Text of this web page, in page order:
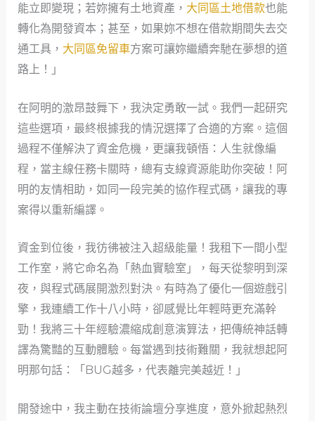
能立即變現；若妳擁有土地資產， 大同區土地借款也能
轉化為開發資本；甚至，如果妳不想在借款期間失去交
通工具， 大同區免留車方案可讓妳繼續奔馳在夢想的道
路上！」
在阿明的激昂鼓舞下，我決定勇敢一試。我們一起研究
這些選項，最終根據我的情況選擇了合適的方案。這個
過程不僅解決了資金危機，更讓我頓悟：人生就像編
程，當主線任務卡關時，總有支線資源能助你突破！阿
明的友情相助，如同一段完美的協作程式碼，讓我的專
案得以重新編譯。
資金到位後，我彷彿被注入超級能量！我租下一間小型
工作室，將它命名為「熱血實驗室」，每天從黎明到深
夜，與程式碼展開激烈對決。有時為了優化一個遊戲引
擎，我連續工作十八小時，卻感覺比年輕時更充滿幹
勁！我將三十年經驗濃縮成創意演算法，把傳統神話轉
譯為驚豔的互動體驗。每當遇到技術難關，我就想起阿
明那句話：「BUG越多，代表離完美越近！」
開發途中，我主動在技術論壇分享進度，意外掀起熱烈